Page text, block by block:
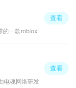
的一款roblox
查看
电魂网络研发
查看